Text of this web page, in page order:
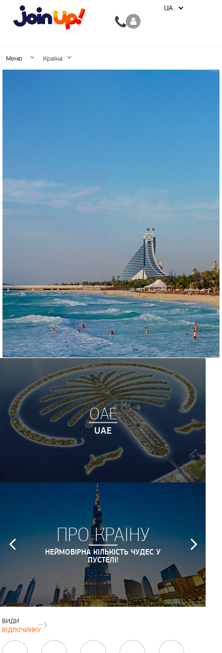
Меню Країна
ОАЕ
UAE
ПРО КРАЇНУ
НЕЙМОВІРНА КІЛЬКІСТЬ ЧУДЕС У
ПУСТЕЛІ!
ВИДИ
ВІДПОЧИНКУ